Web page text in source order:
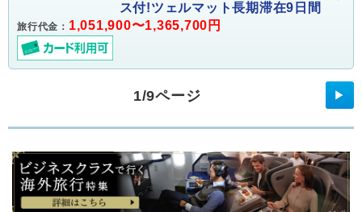
ス付!ツェルマット長期滞在9日間
旅行代金： 1,051,900〜1,365,700円
1/9ページ ▶